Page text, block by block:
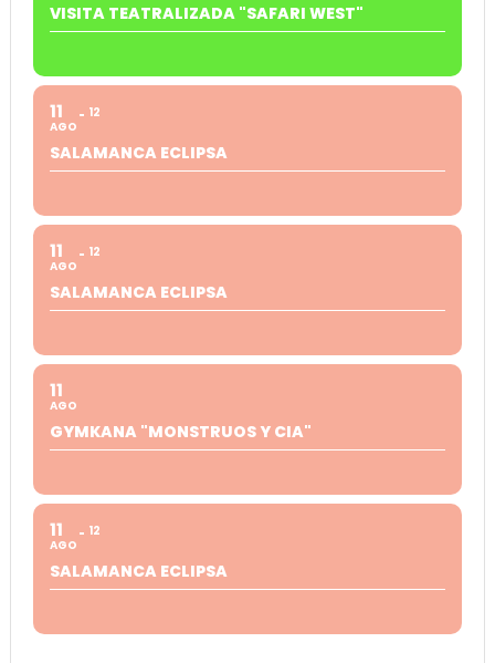
VISITA TEATRALIZADA "SAFARI WEST"
11
AGO
12
SALAMANCA ECLIPSA
11
AGO
12
SALAMANCA ECLIPSA
11
AGO
GYMKANA "MONSTRUOS Y CIA"
11
AGO
12
SALAMANCA ECLIPSA